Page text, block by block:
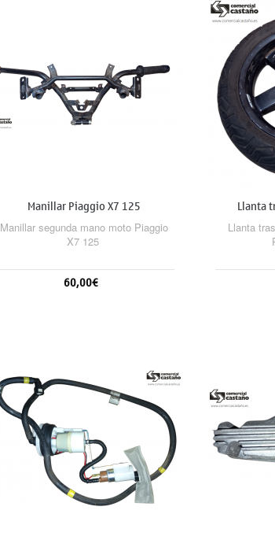
Manillar Piaggio X7 125
Manillar segunda mano moto Piaggio
X7 125
60,00€
Llanta
Llanta